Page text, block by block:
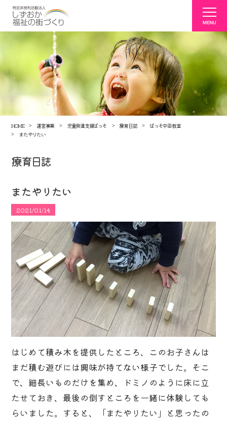
HOME 運営事業 児童発達支援ぱっそ 療育日誌
ぱっそ中田教室
またやりたい
療育日誌
またやりたい
2021/01/14
はじめて積み木を提供したところ、このお子さんは
まだ積む遊びには興味が持てない様子でした。そこ
で、細長いものだけを集め、ドミノのように床に立
たせておき、最後の倒すところを一緒に体験しても
らいました。すると、「またやりたい」と思ったの